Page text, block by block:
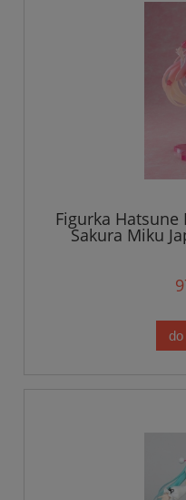
Figurka
Sakura Miku